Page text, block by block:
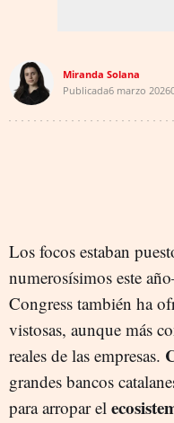
Miranda Solana
Publicada6 marzo 2026
Los focos estaban
numerosísimos este
Congress también ha
vistosas, aunque más
reales de las empresas.
grandes bancos
para arropar el